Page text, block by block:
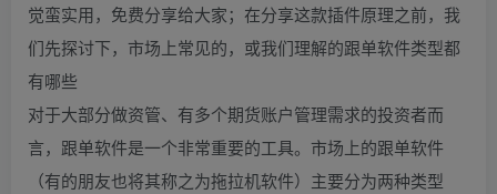
觉蛮实用，免费分享给大家；在分享这款插件原理之前，我
们先探讨下，市场上常见的，或我们理解的跟单软件类型都
有哪些
对于大部分做资管、有多个期货账户管理需求的投资者而
言，跟单软件是一个非常重要的工具。市场上的跟单软件
（有的朋友也将其称之为拖拉机软件）主要分为两种类型